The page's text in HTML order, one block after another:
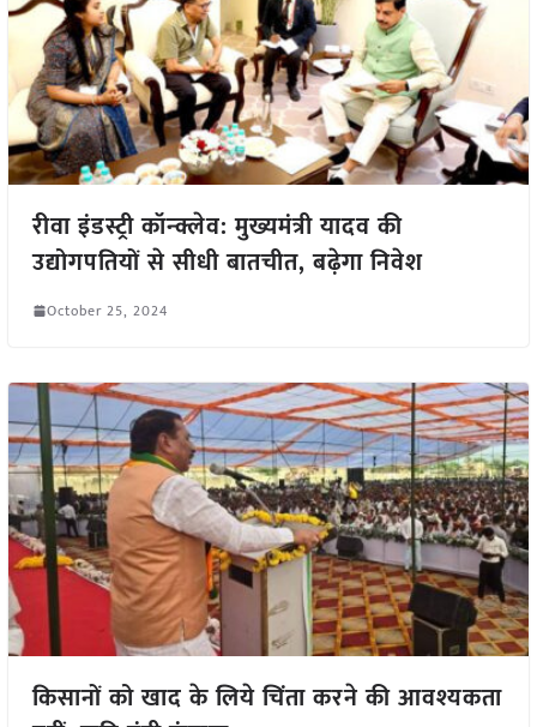
रीवा इंडस्ट्री कॉन्क्लेव: मुख्यमंत्री यादव की
उद्योगपतियों से सीधी बातचीत, बढ़ेगा निवेश
October 25, 2024
किसानों को खाद के लिये चिंता करने की आवश्यकता